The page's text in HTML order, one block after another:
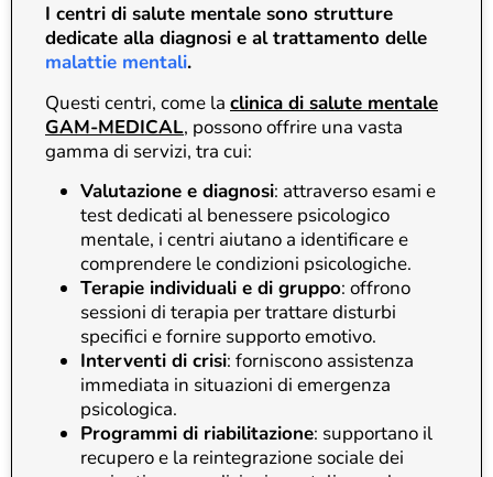
I centri di salute mentale sono strutture
dedicate alla diagnosi e al trattamento delle
malattie mentali.
Questi centri, come la clinica di salute mentale
GAM-MEDICAL, possono offrire una vasta
gamma di servizi, tra cui:
Valutazione e diagnosi: attraverso esami e
test dedicati al benessere psicologico
mentale, i centri aiutano a identificare e
comprendere le condizioni psicologiche.
Terapie individuali e di gruppo: offrono
sessioni di terapia per trattare disturbi
specifici e fornire supporto emotivo.
Interventi di crisi: forniscono assistenza
immediata in situazioni di emergenza
psicologica.
Programmi di riabilitazione: supportano il
recupero e la reintegrazione sociale dei